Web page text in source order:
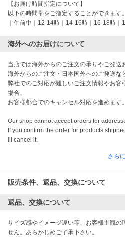
【お届け時間指定について】
以下の時間帯をご指定することができます。
｜午前中｜12-14時｜14-16時｜16-18時｜
海外へのお届けについて
当店では海外からのご注文の承りやご発送
海外からのご注文・日本国外へのご発送な
弊社でのご対応が難しいご注文情報やお客
場合、
お客様都合でのキャンセル対応を進めます
Our shop cannot accept orders for
If you confirm the order for products
ill cancel it.
さら
販売条件、返品、交換について
返品、交換について
サイズ感やイメージ違い等、お客様主観の
せん。あらかじめご了承下さい。